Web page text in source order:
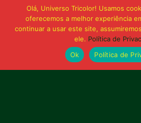
Olá, Universo Tricolor! Usamos
oferecemos a melhor experiência
continuar a usar este site,
ele. Política de
Ok
Política de